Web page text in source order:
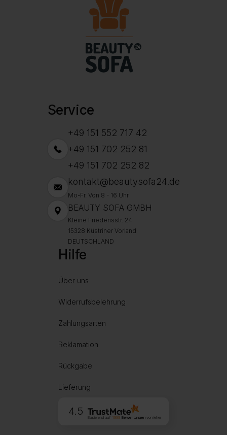
Service
+49 151 552 717 42
+49 151 702 252 81
+49 151 702 252 82
kontakt@beautysofa24.de
Mo-Fr. Von 8 - 16 Uhr
BEAUTY SOFA GMBH
Kleine Friedensstr. 24
15328 Küstriner Vorland
DEUTSCHLAND
Hilfe
Über uns
Widerrufsbelehrung
Zahlungsarten
Reklamation
Rückgabe
Lieferung
4.5
Basierend auf 1999Bewertungen von jeher